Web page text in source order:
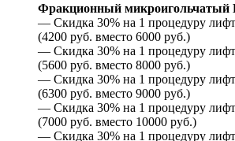
Фракционный микроигольчатый
— Скидка 30% на 1 процедуру
(4200 руб. вместо 6000 руб.)
— Скидка 30% на 1 процедуру
(5600 руб. вместо 8000 руб.)
— Скидка 30% на 1 процедуру
(6300 руб. вместо 9000 руб.)
— Скидка 30% на 1 процедуру
(7000 руб. вместо 10000 руб.)
— Скидка 30% на 1 процедуру